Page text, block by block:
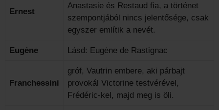
Ernest
Anastasie és Restaud fia, a történet
szempontjából nincs jelentősége, csak
egyszer említik a nevét.
Eugėne Lásd: Eugėne de Rastignac
Franchessini
gróf, Vautrin embere, aki párbajt
provokál Victorine testvérével,
Frédéric-kel, majd meg is öli.